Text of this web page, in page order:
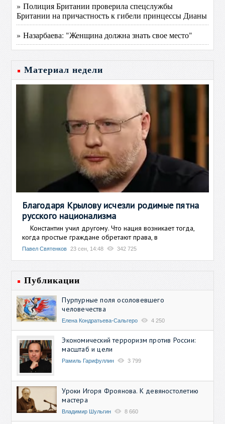
» Полиция Британии проверила спецслужбы
Британии на причастность к гибели принцессы Дианы
» Назарбаева: "Женщина должна знать свое место"
Материал недели
Благодаря Крылову исчезли родимые пятна
русского национализма
Константин учил другому. Что нация возникает тогда,
когда простые граждане обретают права, в
Павел Святенков 23 сен, 14:48 342 725
Публикации
Пурпурные поля осоловевшего
человечества
Елена Кондратьева-Сальгеро 4 250
Экономический терроризм против России:
масштаб и цели
Рамиль Гарифуллин 3 799
Уроки Игоря Фроянова. К девяностолетию
мастера
Владимир Шульгин 8 660